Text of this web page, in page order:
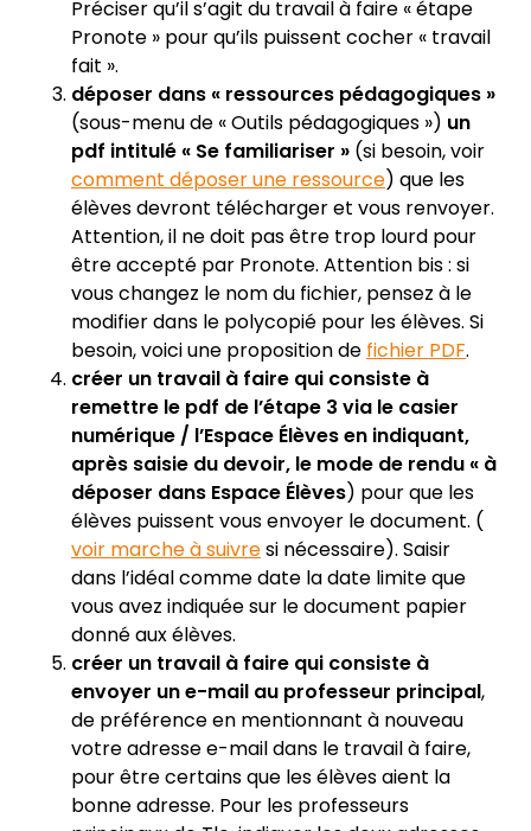
Préciser qu’il s’agit du travail à faire « étape
Pronote » pour qu’ils puissent cocher « travail
fait ».
déposer dans « ressources pédagogiques »
(sous-menu de « Outils pédagogiques ») un
pdf intitulé « Se familiariser » (si besoin, voir
comment déposer une ressource) que les
élèves devront télécharger et vous renvoyer.
Attention, il ne doit pas être trop lourd pour
être accepté par Pronote. Attention bis : si
vous changez le nom du fichier, pensez à le
modifier dans le polycopié pour les élèves. Si
besoin, voici une proposition de fichier PDF.
créer un travail à faire qui consiste à
remettre le pdf de l’étape 3 via le casier
numérique / l’Espace Élèves en indiquant,
après saisie du devoir, le mode de rendu « à
déposer dans Espace Élèves) pour que les
élèves puissent vous envoyer le document. (
voir marche à suivresi nécessaire). Saisir
dans l’idéal comme date la date limite que
vous avez indiquée sur le document papier
donné aux élèves.
créer un travail à faire qui consiste à
envoyer un e-mail au professeur principal,
de préférence en mentionnant à nouveau
votre adresse e-mail dans le travail à faire,
pour être certains que les élèves aient la
bonne adresse. Pour les professeurs